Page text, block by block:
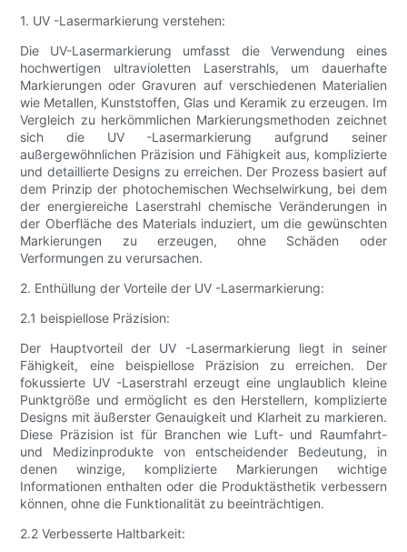
1. UV -Lasermarkierung verstehen:
Die UV-Lasermarkierung umfasst die Verwendung eines
hochwertigen ultravioletten Laserstrahls, um dauerhafte
Markierungen oder Gravuren auf verschiedenen Materialien
wie Metallen, Kunststoffen, Glas und Keramik zu erzeugen. Im
Vergleich zu herkömmlichen Markierungsmethoden zeichnet
sich die UV -Lasermarkierung aufgrund seiner
außergewöhnlichen Präzision und Fähigkeit aus, komplizierte
und detaillierte Designs zu erreichen. Der Prozess basiert auf
dem Prinzip der photochemischen Wechselwirkung, bei dem
der energiereiche Laserstrahl chemische Veränderungen in
der Oberfläche des Materials induziert, um die gewünschten
Markierungen zu erzeugen, ohne Schäden oder
Verformungen zu verursachen.
2. Enthüllung der Vorteile der UV -Lasermarkierung:
2.1 beispiellose Präzision:
Der Hauptvorteil der UV -Lasermarkierung liegt in seiner
Fähigkeit, eine beispiellose Präzision zu erreichen. Der
fokussierte UV -Laserstrahl erzeugt eine unglaublich kleine
Punktgröße und ermöglicht es den Herstellern, komplizierte
Designs mit äußerster Genauigkeit und Klarheit zu markieren.
Diese Präzision ist für Branchen wie Luft- und Raumfahrt-
und Medizinprodukte von entscheidender Bedeutung, in
denen winzige, komplizierte Markierungen wichtige
Informationen enthalten oder die Produktästhetik verbessern
können, ohne die Funktionalität zu beeinträchtigen.
2.2 Verbesserte Haltbarkeit: